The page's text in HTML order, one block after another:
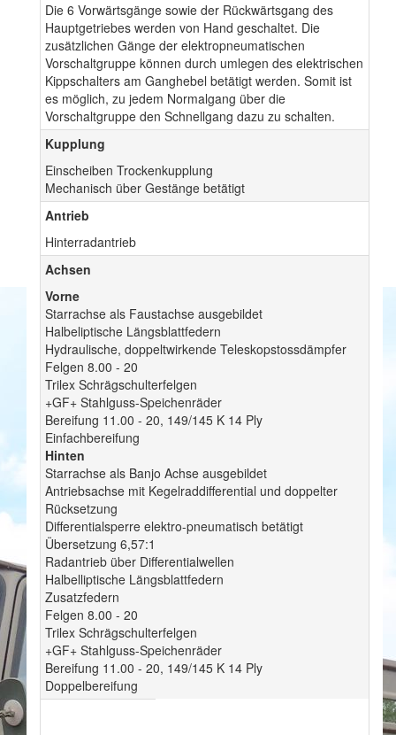
Die 6 Vorwärtsgänge sowie der Rückwärtsgang des
Hauptgetriebes werden von Hand geschaltet. Die
zusätzlichen Gänge der elektropneumatischen
Vorschaltgruppe können durch umlegen des elektrischen
Kippschalters am Ganghebel betätigt werden. Somit ist
es möglich, zu jedem Normalgang über die
Vorschaltgruppe den Schnellgang dazu zu schalten.
Kupplung
Einscheiben Trockenkupplung
Mechanisch über Gestänge betätigt
Antrieb
Hinterradantrieb
Achsen
Vorne
Starrachse als Faustachse ausgebildet
Halbeliptische Längsblattfedern
Hydraulische, doppeltwirkende Teleskopstossdämpfer
Felgen 8.00 - 20
Trilex Schrägschulterfelgen
+GF+ Stahlguss-Speichenräder
Bereifung 11.00 - 20, 149/145 K 14 Ply
Einfachbereifung
Hinten
Starrachse als Banjo Achse ausgebildet
Antriebsachse mit Kegelraddifferential und doppelter
Rücksetzung
Differentialsperre elektro-pneumatisch betätigt
Übersetzung 6,57:1
Radantrieb über Differentialwellen
Halbelliptische Längsblattfedern
Zusatzfedern
Felgen 8.00 - 20
Trilex Schrägschulterfelgen
+GF+ Stahlguss-Speichenräder
Bereifung 11.00 - 20, 149/145 K 14 Ply
Doppelbereifung